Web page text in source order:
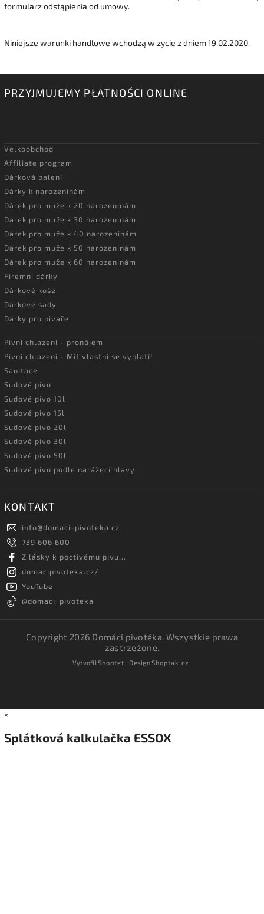
formularz odstąpienia od umowy.
Niniejsze warunki handlowe wchodzą w życie z dniem 19.02.2020.
PRZYJMUJEMY PŁATNOŚCI ONLINE
Velkoobchod
Affiliate program
Dárková balení
Dárky k narozeninám
Dárek pro muže k 20 narozeninám
Dárek pro muže k 30 narozeninám
Dárek pro muže k 40 narozeninám
Dárek pro muže k 50 narozeninám
Dárek pro muže k 60 narozeninám
Firemní dárky
Dárkové koše
Dárkové sady
Dárky pro pivaře
Pivní chlazení - pronájem
Pivní chlazení - Mít vlastní se vyplatí!
Sanitace
Sudové pivo
Sudové pivo 10l
Sudové pivo 15l
Sudové pivo 20l
Sudové pivo 30l
Sudové pivo 50l
Sudové pivo podle narážecí hlavy
KONTAKT
info@domaci-pivoteka.cz
739 606 600
Z lásky k poctivému pivu...
domacipivoteka.cz/
YouTube
@domaci_pivoteka
Copyright 2026 Domácí pivotéka. Wszystkie prawa
zastrzeżone.
VytvořilShoptet | DesignShoptak.cz.
×
Splátková kalkulačka ESSOX